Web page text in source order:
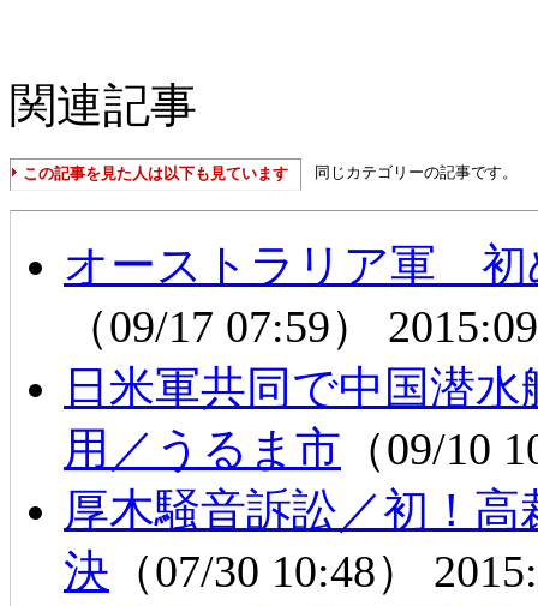
関連記事
この記事を見た人は以下も見ています 同じカテゴリーの記事です。
オーストラリア軍 初
（09/17 07:59）
日米軍共同で中国潜
用／うるま市 （09/10
厚木騒音訴訟／初！
決 （07/30 10:48）